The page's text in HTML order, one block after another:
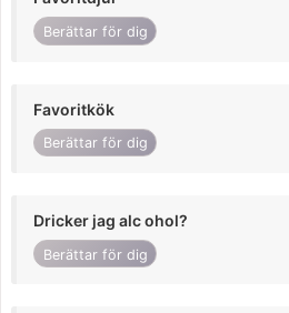
Berättar för dig
Favoritkök
Berättar för dig
Dricker jag alc ohol?
Berättar för dig